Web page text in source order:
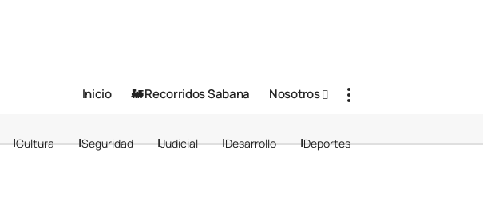
Inicio 🚂 Recorridos Sabana Nosotros
Cultura Seguridad Judicial Desarrollo Deportes